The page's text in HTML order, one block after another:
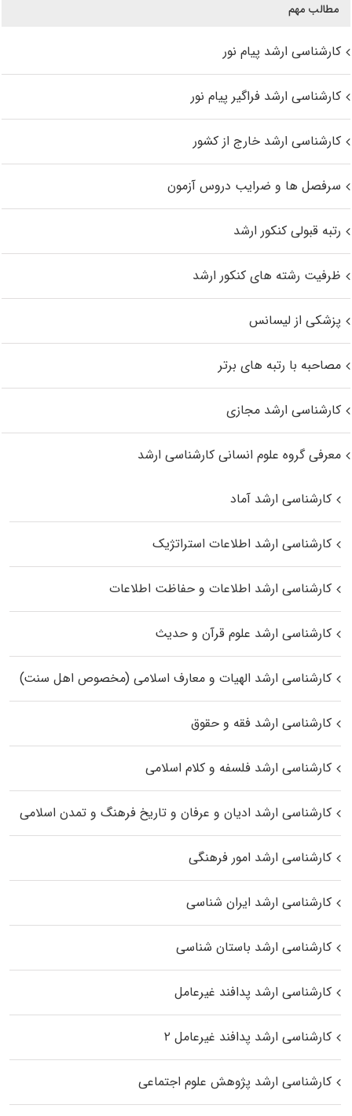
مطالب مهم
کارشناسی ارشد پیام نور
کارشناسی ارشد فراگیر پیام نور
کارشناسی ارشد خارج از کشور
سرفصل ها و ضرایب دروس آزمون
رتبه قبولی کنکور ارشد
ظرفیت رشته های کنکور ارشد
پزشکی از لیسانس
مصاحبه با رتبه های برتر
کارشناسی ارشد مجازی
معرفی گروه علوم انسانی کارشناسی ارشد
کارشناسی ارشد آماد
کارشناسی ارشد اطلاعات استراتژیک
کارشناسی ارشد اطلاعات و حفاظت اطلاعات
کارشناسی ارشد علوم قرآن و حدیث
کارشناسی ارشد الهیات و معارف اسلامی (مخصوص اهل سنت)
کارشناسی ارشد فقه و حقوق
کارشناسی ارشد فلسفه و کلام اسلامی
کارشناسی ارشد ادیان و عرفان و تاریخ فرهنگ و تمدن اسلامی
کارشناسی ارشد امور فرهنگی
کارشناسی ارشد ایران شناسی
کارشناسی ارشد باستان شناسی
کارشناسی ارشد پدافند غیرعامل
کارشناسی ارشد پدافند غیرعامل ۲
کارشناسی ارشد پژوهش علوم اجتماعی